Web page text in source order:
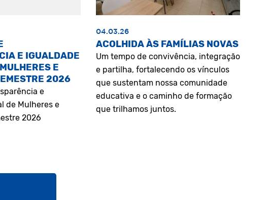
E IGUALDADE
E
2026
e
de Mulheres e
2026
04.03.26
ACOLHIDA ÀS FAMÍLIAS NOVAS
Um tempo de convivência, integração
e partilha, fortalecendo os vínculos
que sustentam nossa comunidade
educativa e o caminho de formação
que trilhamos juntos.